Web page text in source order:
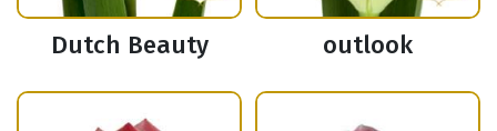
Dutch Beauty outlook